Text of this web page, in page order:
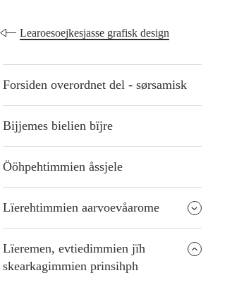
Learoesoejkesjasse grafisk design
Forsiden overordnet del - sørsamisk
Bijjemes bielien bïjre
Ööhpehtimmien åssjele
Lïerehtimmien aarvoevåarome
Lïeremen, evtiedimmien jïh
skearkagimmien prinsihph